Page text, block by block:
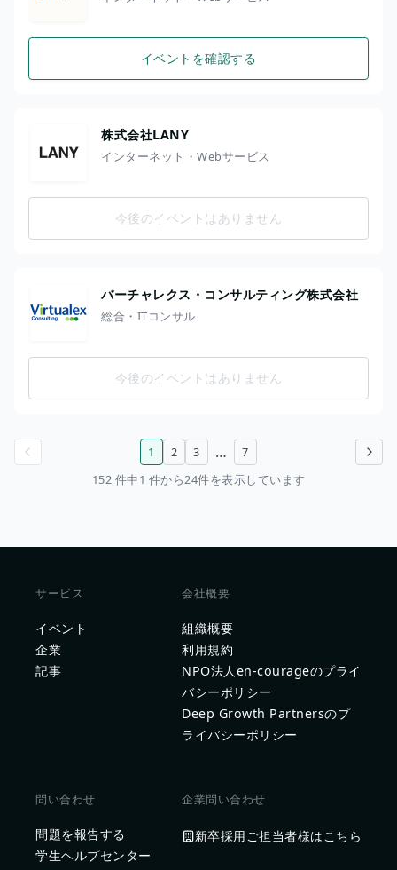
イベントを確認する
株式会社LANY
インターネット・Webサービス
今後のイベントはありません
バーチャレクス・コンサルティング株式会社
総合・ITコンサル
今後のイベントはありません
次のページ
1 2 3 …
7
152 件中1 件から24件を表示しています
サービス
イベント
企業
記事
会社概要
組織概要
利用規約
NPO法人en-courageのプライ
バシーポリシー
Deep Growth Partnersのプ
ライバシーポリシー
問い合わせ
問題を報告する
学生ヘルプセンター
企業問い合わせ
新卒採用ご担当者様はこちら